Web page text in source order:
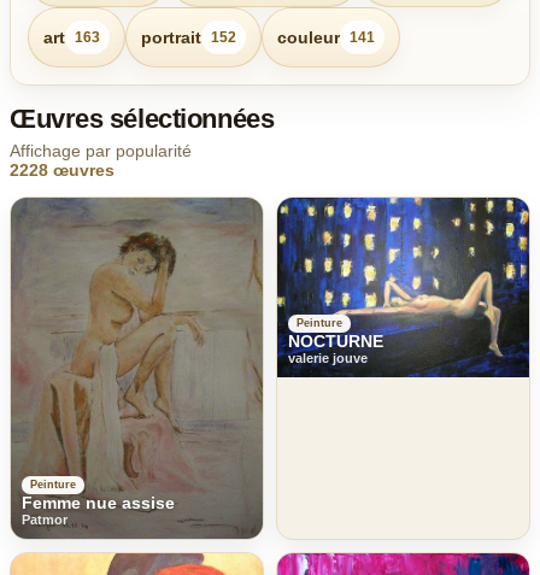
art 163 portrait 152 couleur 141
Œuvres sélectionnées
Affichage par popularité
2228 œuvres
Peinture
Femme nue assise
Patmor
Peinture
NOCTURNE
valerie jouve